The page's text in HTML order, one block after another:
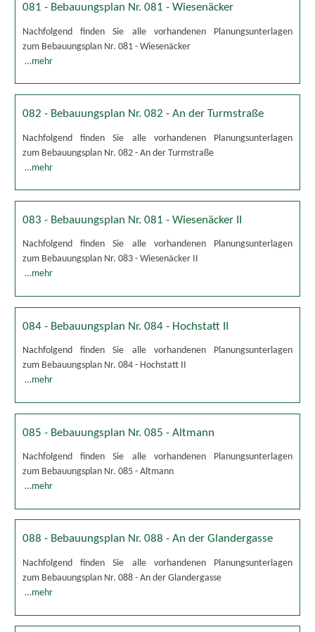
081 - Bebauungsplan Nr. 081 - Wiesenäcker
Nachfolgend finden Sie alle vorhandenen Planungsunterlagen
zum Bebauungsplan Nr. 081 - Wiesenäcker
…mehr
082 - Bebauungsplan Nr. 082 - An der Turmstraße
Nachfolgend finden Sie alle vorhandenen Planungsunterlagen
zum Bebauungsplan Nr. 082 - An der Turmstraße
…mehr
083 - Bebauungsplan Nr. 081 - Wiesenäcker II
Nachfolgend finden Sie alle vorhandenen Planungsunterlagen
zum Bebauungsplan Nr. 083 - Wiesenäcker II
…mehr
084 - Bebauungsplan Nr. 084 - Hochstatt II
Nachfolgend finden Sie alle vorhandenen Planungsunterlagen
zum Bebauungsplan Nr. 084 - Hochstatt II
…mehr
085 - Bebauungsplan Nr. 085 - Altmann
Nachfolgend finden Sie alle vorhandenen Planungsunterlagen
zum Bebauungsplan Nr. 085 - Altmann
…mehr
088 - Bebauungsplan Nr. 088 - An der Glandergasse
Nachfolgend finden Sie alle vorhandenen Planungsunterlagen
zum Bebauungsplan Nr. 088 - An der Glandergasse
…mehr